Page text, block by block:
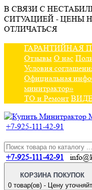
В СВЯЗИ С
СИТУАЦИЕЙ - ЦЕНЫ
ОТЛИЧАТЬСЯ
ГАРАНТИЙНАЯ
Отзывы О нас
Условия
Официальная
минитрактор»
ТО и Ремонт
+7-925-111-42-91
+7-925-111-42-91
КОРЗИНА ПОКУПОК
0 товар(ов) - Цену